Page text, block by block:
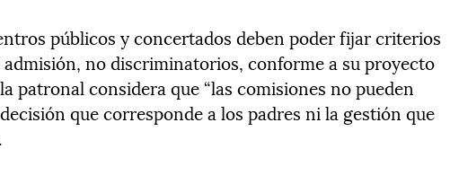
públicos y concertados deben poder fijar criterios
no discriminatorios, conforme a su proyecto
patronal considera que “las comisiones no pueden
que corresponde a los padres ni la gestión que